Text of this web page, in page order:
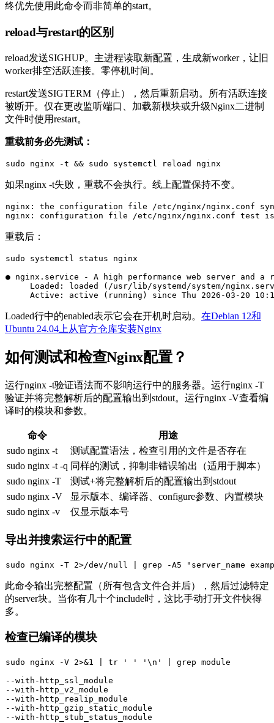
终优先使用此命令而非简单的start。
reload与restart的区别
reload发送SIGHUP。主进程读取新配置，生成新worker，让旧
worker排空活跃连接。零停机时间。
restart发送SIGTERM（停止），然后重新启动。所有活跃连接
被断开。仅在更改监听端口、加载新模块或升级Nginx二进制
文件时使用restart。
重载前务必先测试：
sudo nginx -t && sudo
如果nginx -t失败，重载不会执行。线上配置保持不变。
nginx: the configuration file /etc/nginx/nginx.conf
nginx: configuration file /etc/nginx/nginx.conf test is
重载后：
sudo
● nginx .service - A high performance web server and a
Loaded: loaded (/usr/lib/systemd/system/
     Active: active (running) since Thu
2026 -03 - 20 10 :
Loaded行中的enabled表示它会在开机时启动。 在Debian 12和
Ubuntu 24.04上从官方仓库安装Nginx
如何测试和检查Nginx配置？
运行nginx -t验证语法而不影响运行中的服务器。运行nginx -T
验证并将完整解析后的配置输出到stdout。运行nginx -V查看编
译时的模块和参数。
命令
用途
sudo nginx -t
测试配置语法，检查引用的文件是否存在
sudo nginx -t -q 同样的测试，抑制非错误输出（适用于脚本）
sudo nginx -T
测试+将完整解析后的配置输出到stdout
sudo nginx -V
显示版本、编译器、configure参数、内置模块
sudo nginx -v
仅显示版本号
导出并搜索运行中的配置
sudo nginx -T 2>/dev/null | grep -A5 "server_name
此命令输出完整配置（所有包含文件合并后），然后过滤特定
的server块。当你有几十个include时，这比手动打开文件快得
多。
检查已编译的模块
sudo nginx -V 2>&1 | tr ' ' '\n'
--with -http_ssl_module
--with -http_v2_module
--with -http_realip_module
--with -http_gzip_static_module
--with